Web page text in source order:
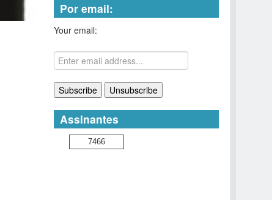
Por email:
Your email:
Assinantes
7466